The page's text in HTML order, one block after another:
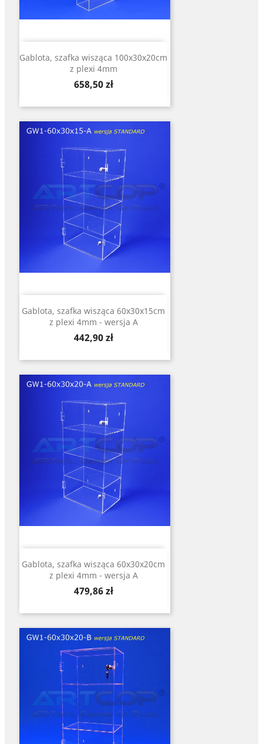
Gablota, szafka wisząca 100x30x20cm
z plexi 4mm
Cena
658,50 zł
Gablota, szafka wisząca 60x30x15cm
z plexi 4mm - wersja A
Cena
442,90 zł
Gablota, szafka wisząca 60x30x20cm
z plexi 4mm - wersja A
Cena
479,86 zł